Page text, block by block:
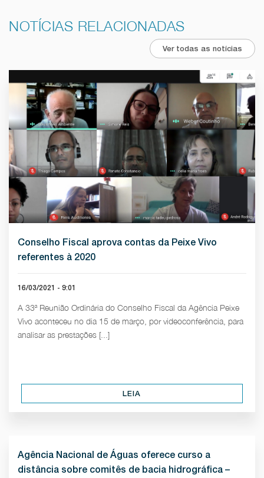
NOTÍCIAS RELACIONADAS
Ver todas as notícias
Conselho Fiscal aprova contas da Peixe Vivo
referentes à 2020
16/03/2021 - 9:01
A 33ª Reunião Ordinária do Conselho Fiscal da Agência Peixe
Vivo aconteceu no dia 15 de março, por videoconferência, para
analisar as prestações [...]
LEIA
Agência Nacional de Águas oferece curso a
distância sobre comitês de bacia hidrográfica –